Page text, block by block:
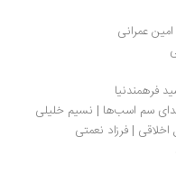
عمرانی
فرهمندنیا
سم اسب‌ها | نسیم خلیلی
اخلاقی | فرزاد نعمتی